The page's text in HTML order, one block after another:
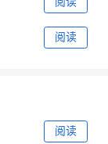
阅读
阅读